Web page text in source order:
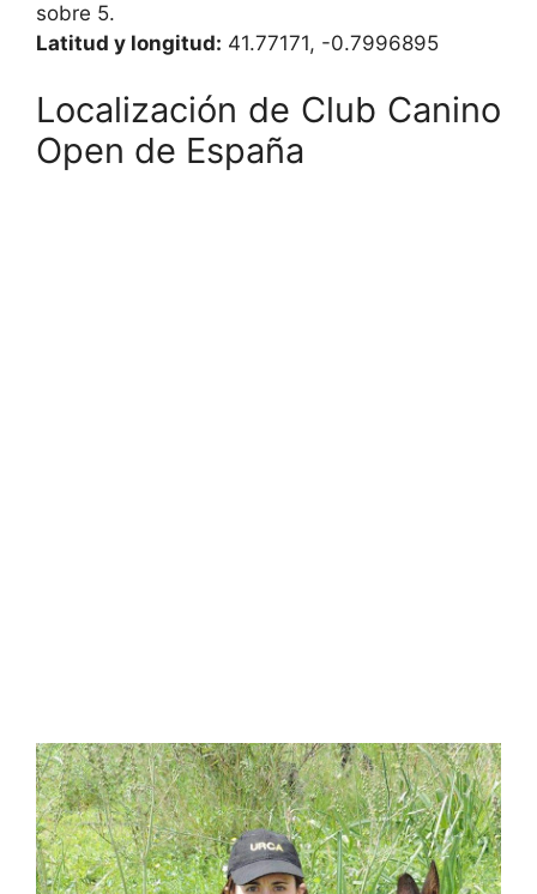
sobre 5.
Latitud y longitud: 41.77171, -0.7996895
Localización de Club Canino
Open de España